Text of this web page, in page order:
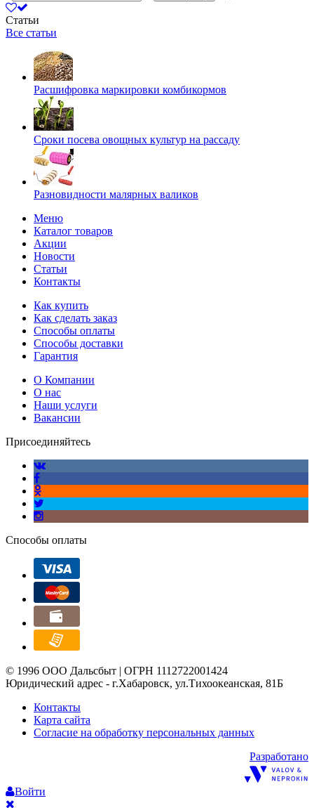
Статьи
Все статьи
Расшифровка маркировки комбикормов
Сроки посева овощных культур на рассаду
Разновидности малярных валиков
Меню
Каталог товаров
Акции
Новости
Статьи
Контакты
Как купить
Как сделать заказ
Способы оплаты
Способы доставки
Гарантия
О Компании
О нас
Наши услуги
Вакансии
Присоединяйтесь
Способы оплаты
© 1996 ООО Дальсбыт | ОГРН 1112722001424
Юридический адрес - г.Хабаровск, ул.Тихоокеанская, 81Б
Контакты
Карта сайта
Согласие на обработку персональных данных
Разработано
Войти